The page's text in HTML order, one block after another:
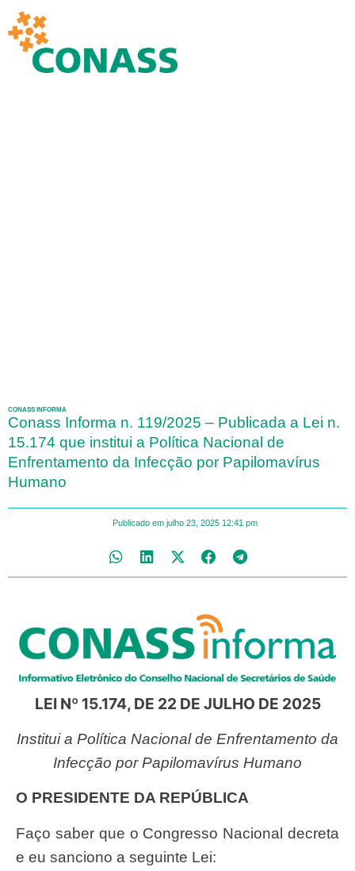
CONASS INFORMA
Conass Informa n. 119/2025 – Publicada a Lei n.
15.174 que institui a Política Nacional de
Enfrentamento da Infecção por Papilomavírus
Humano
Publicado em julho 23, 2025 12:41 pm
LEI Nº 15.174, DE 22 DE JULHO DE 2025
Institui a Política Nacional de Enfrentamento da
Infecção por Papilomavírus Humano
O PRESIDENTE DA REPÚBLICA
Faço saber que o Congresso Nacional decreta
e eu sanciono a seguinte Lei: